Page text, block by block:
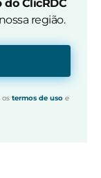
ClicRDC
região.
os termos de usoe